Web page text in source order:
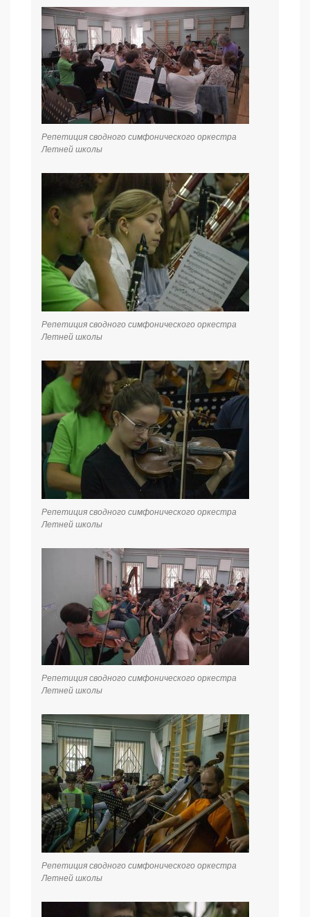
Репетиция сводного симфонического оркестра
Летней школы
Репетиция сводного симфонического оркестра
Летней школы
Репетиция сводного симфонического оркестра
Летней школы
Репетиция сводного симфонического оркестра
Летней школы
Репетиция сводного симфонического оркестра
Летней школы